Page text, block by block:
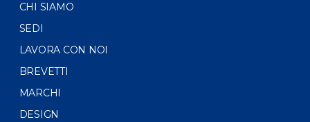
CHI SIAMO
SEDI
LAVORA CON NOI
BREVETTI
MARCHI
DESIGN